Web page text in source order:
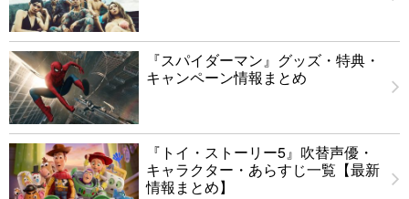
『スパイダーマン』グッズ・特典・
キャンペーン情報まとめ
『トイ・ストーリー5』吹替声優・
キャラクター・あらすじ一覧【最新
情報まとめ】